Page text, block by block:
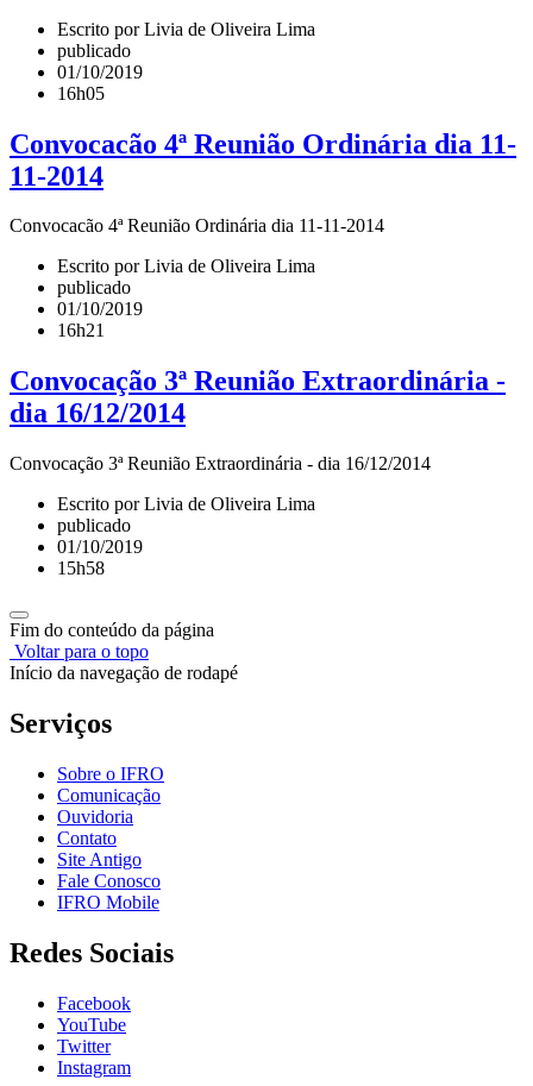
Escrito por Livia de Oliveira Lima
publicado
01/10/2019
16h05
Convocacão 4ª Reunião Ordinária dia 11-
11-2014
Convocacão 4ª Reunião Ordinária dia 11-11-2014
Escrito por Livia de Oliveira Lima
publicado
01/10/2019
16h21
Convocação 3ª Reunião Extraordinária -
dia 16/12/2014
Convocação 3ª Reunião Extraordinária - dia 16/12/2014
Escrito por Livia de Oliveira Lima
publicado
01/10/2019
15h58
Fim do conteúdo da página
Voltar para o topo
Início da navegação de rodapé
Serviços
Sobre o IFRO
Comunicação
Ouvidoria
Contato
Site Antigo
Fale Conosco
IFRO Mobile
Redes Sociais
Facebook
YouTube
Twitter
Instagram